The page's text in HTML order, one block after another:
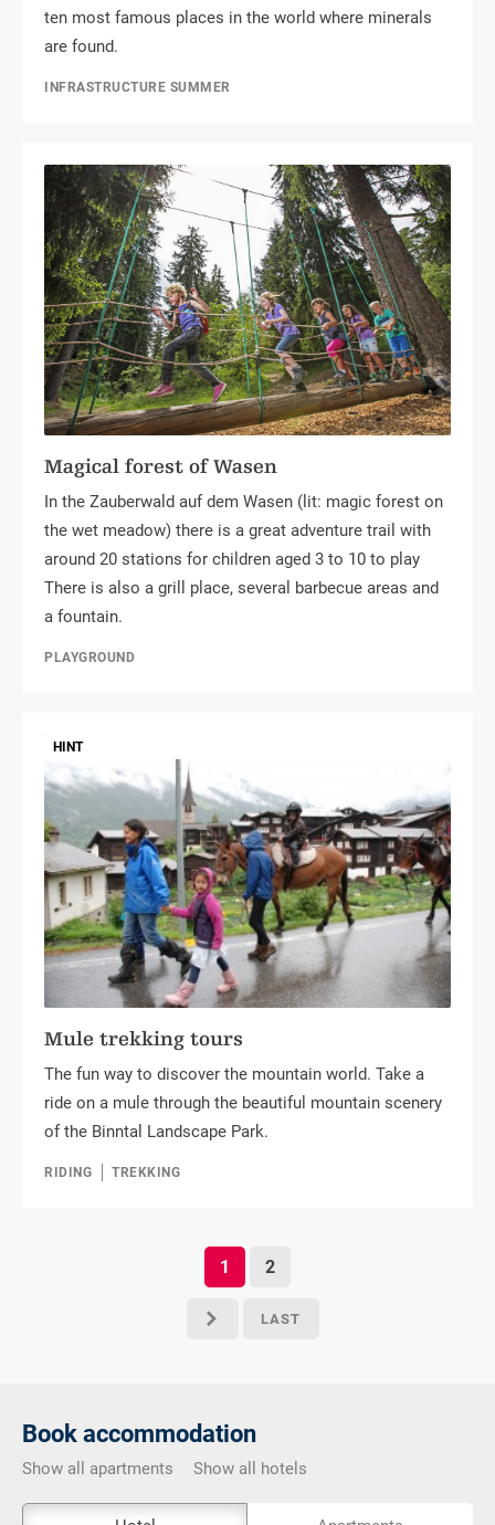
ten most famous places in the world where minerals
are found.
INFRASTRUCTURE SUMMER
Magical forest of Wasen
In the Zauberwald auf dem Wasen (lit: magic forest on
the wet meadow) there is a great adventure trail with
around 20 stations for children aged 3 to 10 to play
There is also a grill place, several barbecue areas and
a fountain.
PLAYGROUND
HINT
Mule trekking tours
The fun way to discover the mountain world. Take a
ride on a mule through the beautiful mountain scenery
of the Binntal Landscape Park.
RIDING TREKKING
p LAST
1 2
Book accommodation
Show all apartments Show all hotels